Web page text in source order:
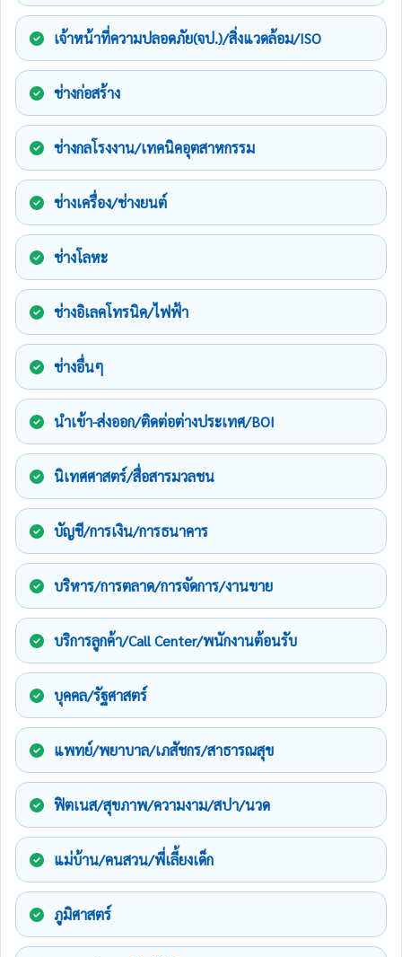
เจ้าหน้าที่ความปลอดภัย(จป.)/สิ่งแวดล้อม/ISO
ช่างก่อสร้าง
ช่างกลโรงงาน/เทคนิคอุตสาหกรรม
ช่างเครื่อง/ช่างยนต์
ช่างโลหะ
ช่างอิเลคโทรนิค/ไฟฟ้า
ช่างอื่นๆ
นำเข้า-ส่งออก/ติดต่อต่างประเทศ/BOI
นิเทศศาสตร์/สื่อสารมวลชน
บัญชี/การเงิน/การธนาคาร
บริหาร/การตลาด/การจัดการ/งานขาย
บริการลูกค้า/Call Center/พนักงานต้อนรับ
บุคคล/รัฐศาสตร์
แพทย์/พยาบาล/เภสัชกร/สาธารณสุข
ฟิตเนส/สุขภาพ/ความงาม/สปา/นวด
แม่บ้าน/คนสวน/พี่เลี้ยงเด็ก
ภูมิศาสตร์